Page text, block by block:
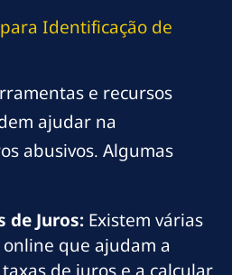
Identificação de
e recursos
ajudar na
abusivos. Algumas
de Juros: Existem várias
que ajudam a